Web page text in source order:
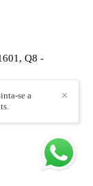
Q8 -
✕
se a